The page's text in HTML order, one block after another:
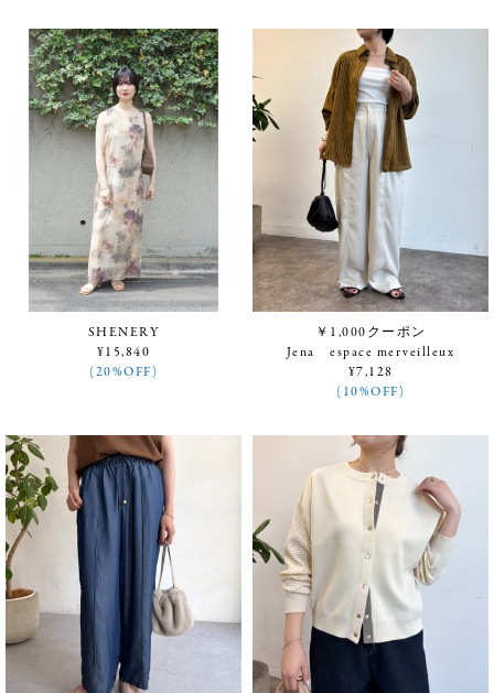
SHENERY
¥15,840
(20%OFF)
￥1,000クーポン
Jena espace merveilleux
¥7,128
(10%OFF)